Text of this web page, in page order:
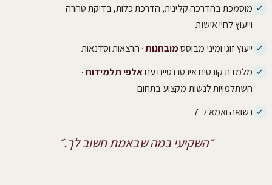
מוסמכת בהדרכה קלינית, הדרכת כלות, בדיקת טהרה
וייעוץ לחיי אישות
ייעוץ זוגי ומיני מבוססמובחנות· הרצאות וסדנאות
מלמדת קורסים אינטרנטיים עםאלפי תלמידות·
השתלמויות לנשות מקצוע בתחום
נשואה ואמא ל־7
״השקיעי במה שבאמת חשוב לך.״